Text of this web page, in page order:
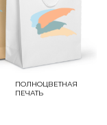
ПОЛНОЦВЕТНАЯ
ПЕЧАТЬ